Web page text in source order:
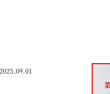
2025.09.01